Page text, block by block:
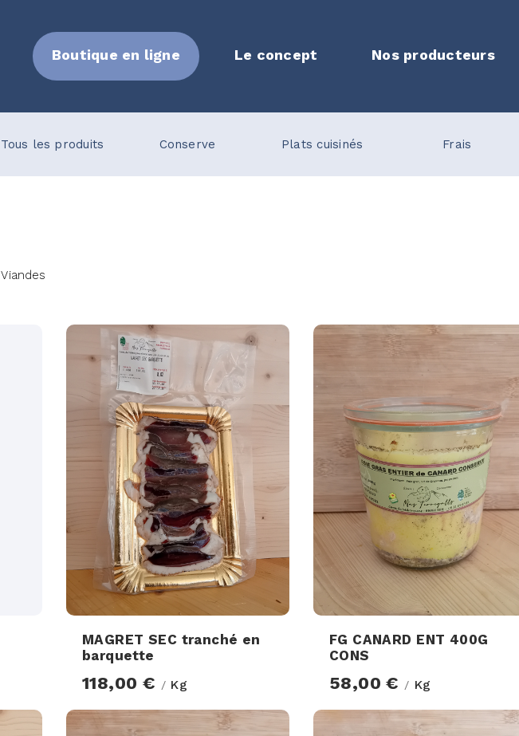
Boutique en ligne Le concept Nos producteurs
Tous les produits Conserve Plats cuisinés Frais
Viandes
MAGRET SEC tranché en
barquette
118,00 € / Kg
FG CANARD ENT 400G
CONS
58,00 € / Kg